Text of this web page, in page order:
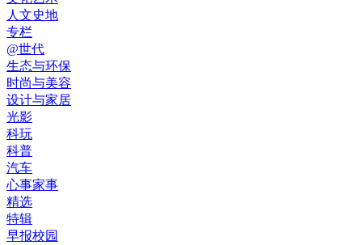
人文史地
专栏
@世代
生态与环保
时尚与美容
设计与家居
光影
科玩
科普
汽车
心事家事
精选
特辑
早报校园